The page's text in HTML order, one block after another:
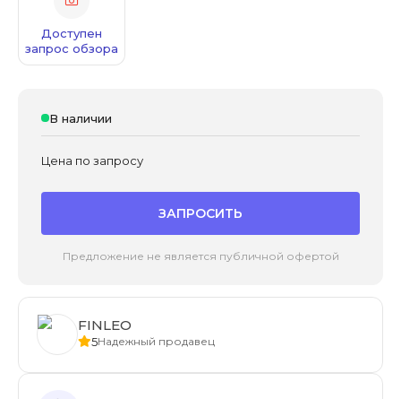
Доступен
запрос обзора
В наличии
Цена по запросу
ЗАПРОСИТЬ
Предложение не является публичной офертой
FINLEO
5Надежный продавец